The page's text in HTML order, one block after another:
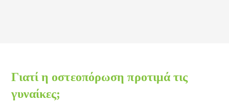
Γιατί η οστεοπόρωση προτιμά τις
γυναίκες;